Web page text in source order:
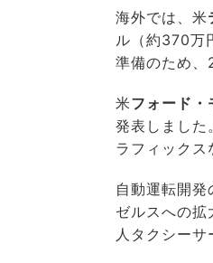
海外では、米
ル（約370万
準備のため、
米フォード・
発表しまし
ラフィックス
自動運転開発
ゼルスへの
人タクシーサ